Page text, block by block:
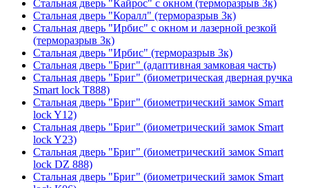
Стальная дверь "Кайрос" с окном (терморазрыв 3к)
Стальная дверь "Коралл" (терморазрыв 3к)
Стальная дверь "Ирбис" с окном и лазерной резкой
(терморазрыв 3к)
Стальная дверь "Ирбис" (терморазрыв 3к)
Стальная дверь "Бриг" (адаптивная замковая часть)
Стальная дверь "Бриг" (биометрическая дверная ручка
Smart lock T888)
Стальная дверь "Бриг" (биометрический замок Smart
lock Y12)
Стальная дверь "Бриг" (биометрический замок Smart
lock Y23)
Стальная дверь "Бриг" (биометрический замок Smart
lock DZ 888)
Стальная дверь "Бриг" (биометрический замок Smart